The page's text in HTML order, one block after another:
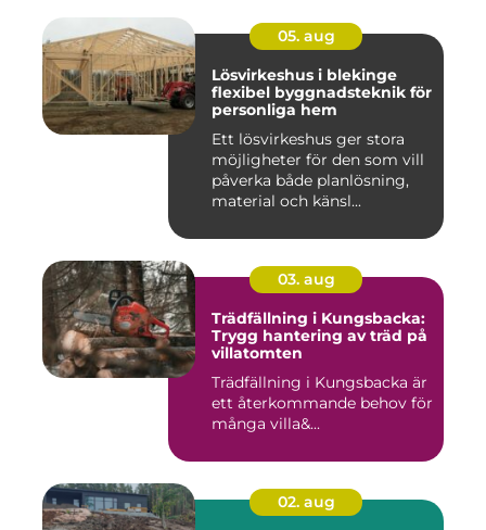
05. aug
Lösvirkeshus i blekinge
flexibel byggnadsteknik för
personliga hem
Ett lösvirkeshus ger stora
möjligheter för den som vill
påverka både planlösning,
material och känsl...
03. aug
Trädfällning i Kungsbacka:
Trygg hantering av träd på
villatomten
Trädfällning i Kungsbacka är
ett återkommande behov för
många villa&...
02. aug